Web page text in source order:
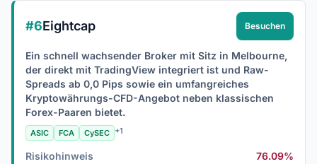
#6Eightcap Besuchen
Ein schnell wachsender Broker mit Sitz in Melbourne,
der direkt mit TradingView integriert ist und Raw-
Spreads ab 0,0 Pips sowie ein umfangreiches
Kryptowährungs-CFD-Angebot neben klassischen
Forex-Paaren bietet.
ASIC FCA CySEC +1
Risikohinweis
76.09%